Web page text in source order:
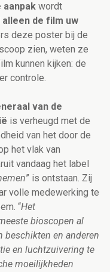
wordt
alleen de film uw
deze poster bij de
zien, weten ze
kunnen kijken: de
controle.
van de
is verheugd met de
van het door de
het vlak van
vandaag het label
” is ontstaan. Zij
volle medewerking te
“Het
bioscopen al
beschikten en anderen
en luchtzuivering te
moeilijkheden